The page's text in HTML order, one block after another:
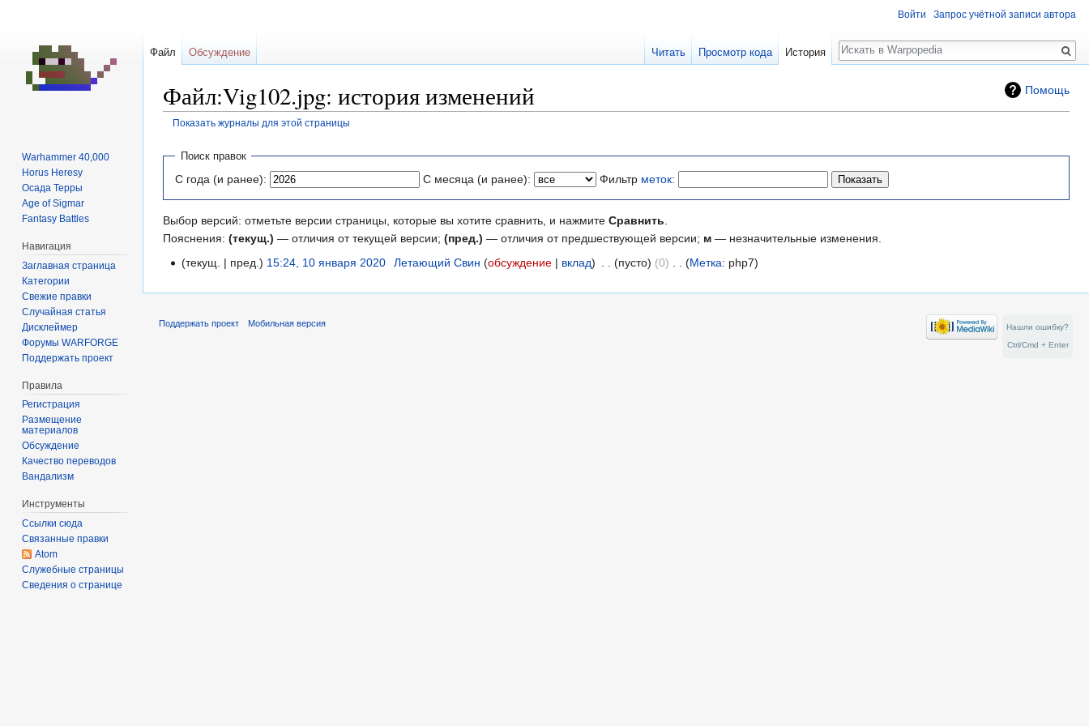
Помощь
Файл:Vig102.jpg: история изменений
Показать журналы для этой страницы
Перейти
навигации
Перейти
поиску
Поиск правок
С года (и ранее): С месяца (и ранее): Фильтр меток:
Выбор версий: отметьте версии страницы, которые вы хотите сравнить, и нажмите Сравнить
Пояснения: (текущ.) — отличия от текущей версии; (пред.) — отличия от предшествующей версии; м — незначительные изменения.
текущ.
пред. 15:24, 10 января 2020 Летающий Свин обсуждение вклад пусто 0 Метка: php7
Войти Запрос учётной записи автора
Файл Обсуждение Читать Просмотр кода История
Поиск
Warhammer 40,000
Horus Heresy
Осада Терры
Age of Sigmar
Fantasy Battles
Навигация
Заглавная страница
Категории
Свежие правки
Случайная статья
Дисклеймер
Форумы WARFORGE
Поддержать проект
Правила
Регистрация
Размещение
материалов
Обсуждение
Качество переводов
Вандализм
Инструменты
Ссылки сюда
Связанные правки
Atom
Служебные страницы
Сведения о странице
Поддержать проект Мобильная версия
Нашли ошибку?
Ctrl/Cmd + Enter